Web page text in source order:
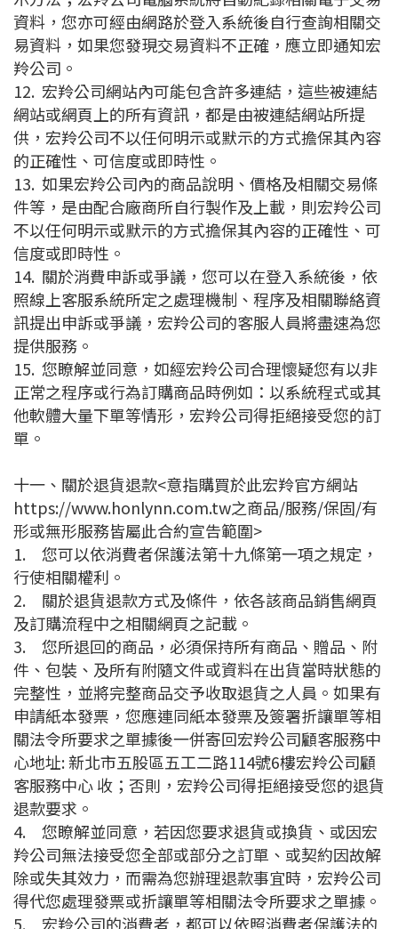
資料，您亦可經由網路於登入系統後自行查詢相關交
易資料，如果您發現交易資料不正確，應立即通知宏
羚公司。
12. 宏羚公司網站內可能包含許多連結，這些被連結
網站或網頁上的所有資訊，都是由被連結網站所提
供，宏羚公司不以任何明示或默示的方式擔保其內容
的正確性、可信度或即時性。
13. 如果宏羚公司內的商品說明、價格及相關交易條
件等，是由配合廠商所自行製作及上載，則宏羚公司
不以任何明示或默示的方式擔保其內容的正確性、可
信度或即時性。
14. 關於消費申訴或爭議，您可以在登入系統後，依
照線上客服系統所定之處理機制、程序及相關聯絡資
訊提出申訴或爭議，宏羚公司的客服人員將盡速為您
提供服務。
15. 您瞭解並同意，如經宏羚公司合理懷疑您有以非
正常之程序或行為訂購商品時例如：以系統程式或其
他軟體大量下單等情形，宏羚公司得拒絕接受您的訂
單。
十一、關於退貨退款<意指購買於此宏羚官方網站
https://www.honlynn.com.tw之商品/服務/保固/有
形或無形服務皆屬此合約宣告範圍>
1.
您可以依消費者保護法第十九條第一項之規定，
行使相關權利。
2.
關於退貨退款方式及條件，依各該商品銷售網頁
及訂購流程中之相關網頁之記載。
3.
您所退回的商品，必須保持所有商品、贈品、附
件、包裝、及所有附隨文件或資料在出貨當時狀態的
完整性，並將完整商品交予收取退貨之人員。如果有
申請紙本發票，您應連同紙本發票及簽署折讓單等相
關法令所要求之單據後一併寄回宏羚公司顧客服務中
心地址: 新北市五股區五工二路114號6樓宏羚公司顧
客服務中心 收；否則，宏羚公司得拒絕接受您的退貨
退款要求。
4.
您瞭解並同意，若因您要求退貨或換貨、或因宏
羚公司無法接受您全部或部分之訂單、或契約因故解
除或失其效力，而需為您辦理退款事宜時，宏羚公司
得代您處理發票或折讓單等相關法令所要求之單據。
5.
宏羚公司的消費者，都可以依照消費者保護法的